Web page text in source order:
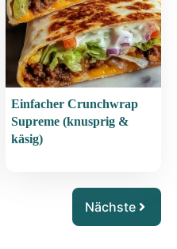
Einfacher Crunchwrap
Supreme (knusprig &
käsig)
Nächste